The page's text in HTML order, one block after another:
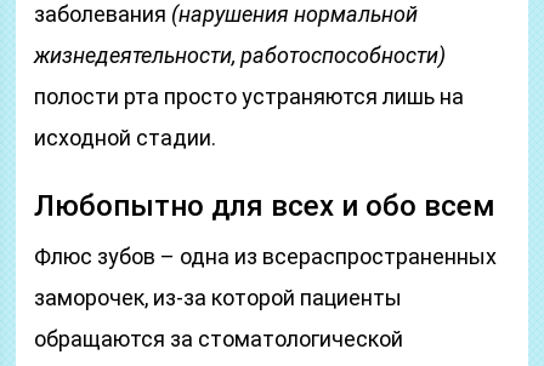
заболевания (нарушения нормальной
жизнедеятельности, работоспособности)
полости рта просто устраняются лишь на
исходной стадии.
Любопытно для всех и обо всем
Флюс зубов – одна из всераспространенных
заморочек, из-за которой пациенты
обращаются за стоматологической